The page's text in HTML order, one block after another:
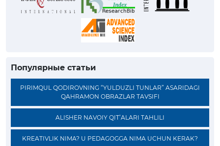
Популярные статьи
PIRIMQUL QODIROVNING “YULDUZLI TUNLAR” ASARIDAGI
QAHRAMON OBRAZLAR TAVSIFI
ALISHER NAVOIY QIT’ALARI TAHLILI
KREATIVLIK NIMA? U PEDAGOGGA NIMA UCHUN KERAK?